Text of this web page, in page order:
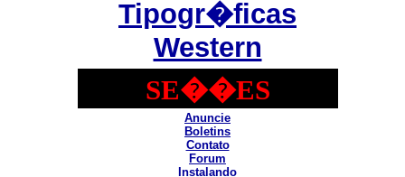
Tipogr�ficas
Western
SE��ES
Anuncie
Boletins
Contato
Forum
Instalando